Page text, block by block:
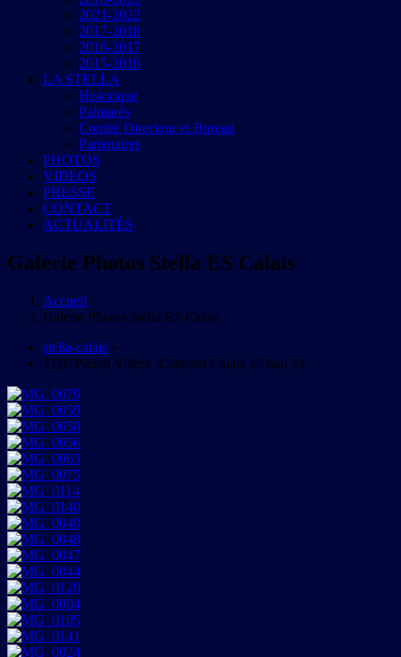
2021-2022
2017-2018
2016-2017
2015-2016
LA STELLA
Historique
Palmarès
Comité Directeur et Bureau
Partenaires
PHOTOS
VIDEOS
PRESSE
CONTACT
ACTUALITÉS
Galerie Photos Stella ES Calais
Accueil
Galerie Photos Stella ES Calais
stella-calais »
TQF Prénat Villers -Cottteret Calais 25 mai 24